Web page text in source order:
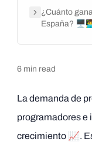
¿Cuánto
España?
6min read
La demanda de
programadores e
crecimiento 📈.